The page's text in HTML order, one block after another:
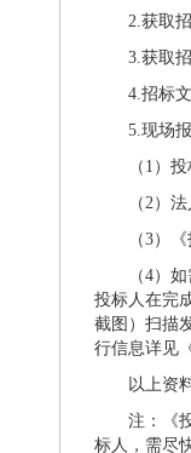
2.获取
3.获取
4.招标
5.现场
（ 1）
（2）
（3）《
（4）
投标人在完
截图）扫描
行信息详见
以上资
注：《
标人，需尽